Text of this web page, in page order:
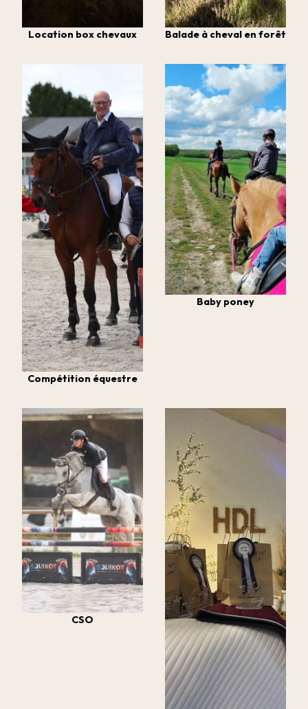
Location box chevaux Balade à cheval en forêt
Compétition équestre
Baby poney
CSO